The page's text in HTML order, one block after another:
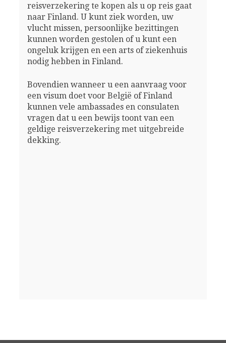
reisverzekering te kopen als u op reis gaat
naar Finland. U kunt ziek worden, uw
vlucht missen, persoonlijke bezittingen
kunnen worden gestolen of u kunt een
ongeluk krijgen en een arts of ziekenhuis
nodig hebben in Finland.
Bovendien wanneer u een aanvraag voor
een visum doet voor België of Finland
kunnen vele ambassades en consulaten
vragen dat u een bewijs toont van een
geldige reisverzekering met uitgebreide
dekking.